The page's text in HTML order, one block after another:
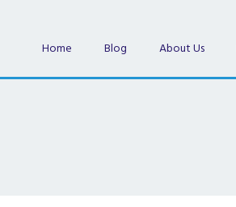
Home Blog About Us